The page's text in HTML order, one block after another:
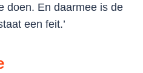
doen. En daarmee is de
een feit.’